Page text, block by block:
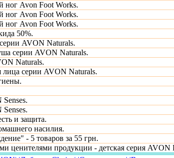
ног Avon Foot Works.
ног Avon Foot Works.
ног Avon Foot Works.
50%.
AVON Naturals.
серии AVON Naturals.
Naturals.
серии AVON Naturals.
и защита.
насилия.
- 5 товаров за 55 грн.
ценителями продукции - детская серия